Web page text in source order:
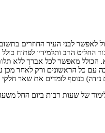
לאפשר לבני העיר החוזרים
החליט הרב ותלמידיו לפתוח
הכולל מאפשר לכל אברך ללא
עם כל הראשונים ורק לאחר
נידה) בנוסף לומדים את שאר